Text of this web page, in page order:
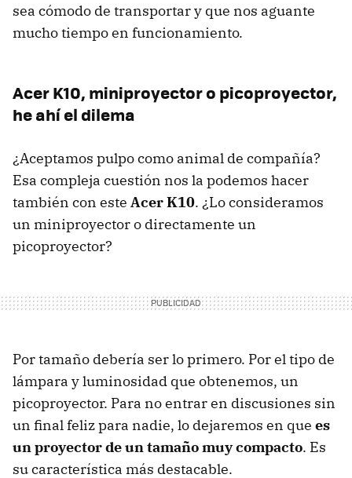
sea cómodo de transportar y que nos aguante
mucho tiempo en funcionamiento.
Acer K10, miniproyector o picoproyector,
he ahí el dilema
¿Aceptamos pulpo como animal de compañía?
Esa compleja cuestión nos la podemos hacer
también con este Acer K10. ¿Lo consideramos
un miniproyector o directamente un
picoproyector?
Por tamaño debería ser lo primero. Por el tipo de
lámpara y luminosidad que obtenemos, un
picoproyector. Para no entrar en discusiones sin
un final feliz para nadie, lo dejaremos en que es
un proyector de un tamaño muy compacto. Es
su característica más destacable.